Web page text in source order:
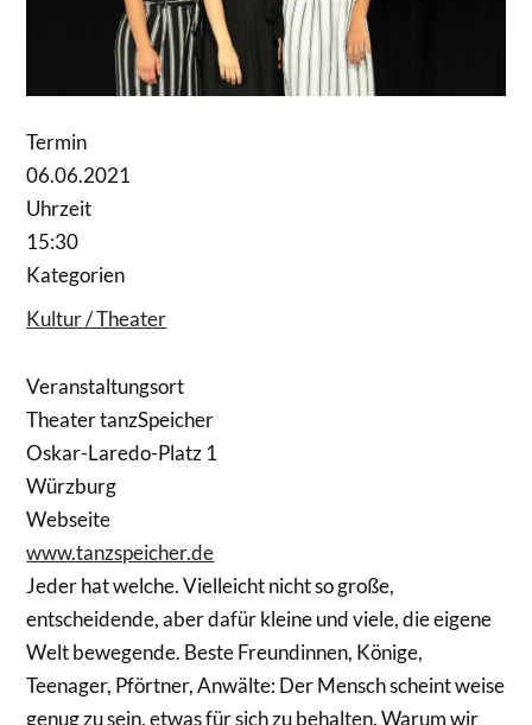
Termin
06.06.2021
Uhrzeit
15:30
Kategorien
Kultur / Theater
Veranstaltungsort
Theater tanzSpeicher
Oskar-Laredo-Platz 1
Würzburg
Webseite
www.tanzspeicher.de
Jeder hat welche. Vielleicht nicht so große,
entscheidende, aber dafür kleine und viele, die eigene
Welt bewegende. Beste Freundinnen, Könige,
Teenager, Pförtner, Anwälte: Der Mensch scheint weise
genug zu sein, etwas für sich zu behalten. Warum wir